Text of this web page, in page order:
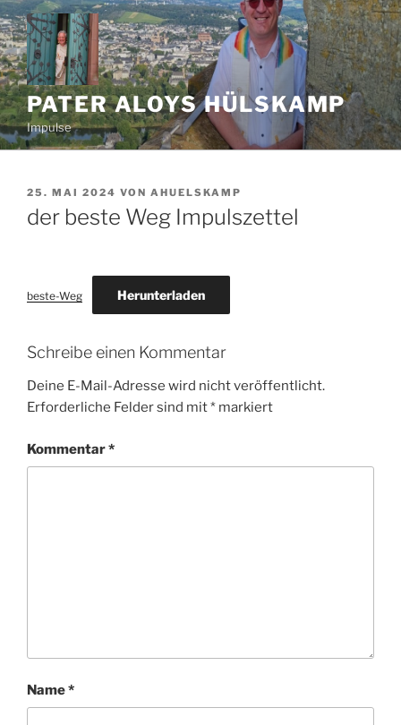
Zum
Inhalt
springen
PATER ALOYS HÜLSKAMP
Impulse
VERÖFFENTLICHT
AM
25. MAI 2024 VON AHUELSKAMP
der beste Weg Impulszettel
beste-Weg Herunterladen
Schreibe einen Kommentar
Deine E-Mail-Adresse wird nicht veröffentlicht.
Erforderliche Felder sind mit* markiert
Kommentar*
Name*